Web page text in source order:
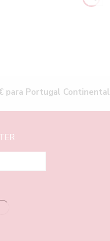
para Portugal Continental